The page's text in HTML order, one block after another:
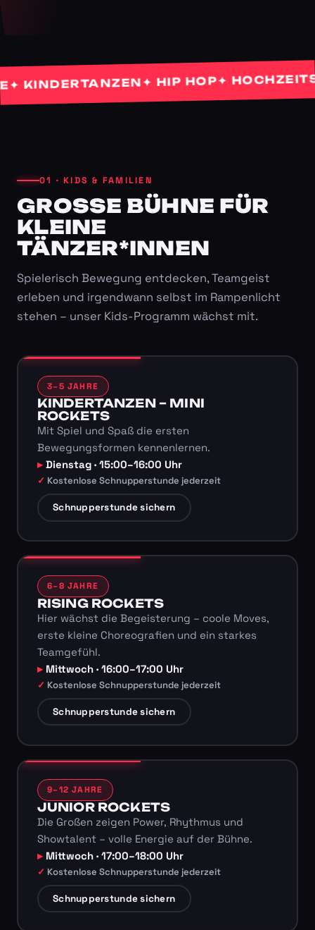
✦ HIP HOP✦
01 · KIDS & FAMILIEN
GROSSE BÜHNE FÜR K
LEINE T
ÄNZER*INNEN
Spielerisch Bewegung entdecken, Teamgeist
erleben und irgendwann selbst im Rampenlicht
stehen – unser Kids-Programm wächst mit.
3–5 JAHRE
KINDERTANZEN – MINI
ROCKETS
Mit Spiel und Spaß die ersten
Bewegungsformen kennenlernen.
Dienstag · 15:00–16:00 Uhr
Kostenlose Schnupperstunde jederzeit
Schnupperstunde sichern
6–8 JAHRE
RISING ROCKETS
Hier wächst die Begeisterung – coole Moves,
erste kleine Choreografien und ein starkes
Teamgefühl.
Mittwoch · 16:00–17:00 Uhr
Kostenlose Schnupperstunde jederzeit
Schnupperstunde sichern
9–12 JAHRE
JUNIOR ROCKETS
Die Großen zeigen Power, Rhythmus und
Showtalent – volle Energie auf der Bühne.
Mittwoch · 17:00–18:00 Uhr
Kostenlose Schnupperstunde jederzeit
Schnupperstunde sichern